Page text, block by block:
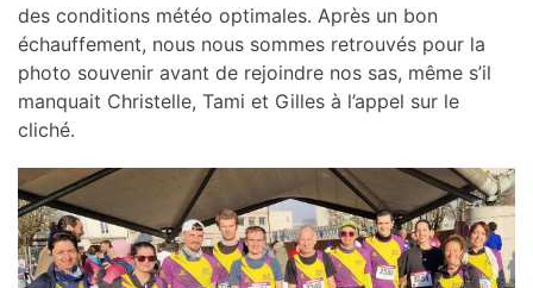
des conditions météo optimales. Après un bon
échauffement, nous nous sommes retrouvés pour la
photo souvenir avant de rejoindre nos sas, même s’il
manquait Christelle, Tami et Gilles à l’appel sur le
cliché.